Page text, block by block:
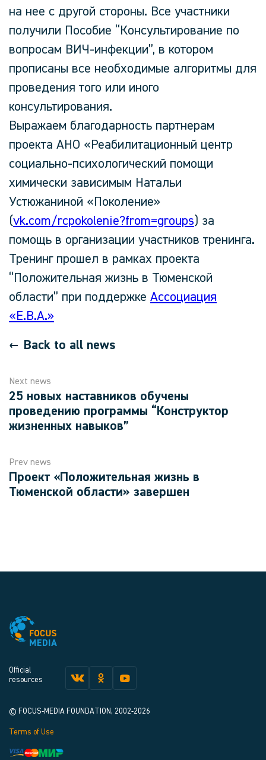
на нее с другой стороны. Все участники
получили Пособие “Консультирование по
вопросам ВИЧ-инфекции”, в котором
прописаны все необходимые алгоритмы для
проведения того или иного
консультирования.
Выражаем благодарность партнерам
проекта АНО «Реабилитационный центр
социально-психологический помощи
химически зависимым Натальи
Устюжаниной «Поколение»
(vk.com/rcpokolenie?from=groups) за
помощь в организации участников тренинга.
Тренинг прошел в рамках проекта
“Положительная жизнь в Тюменской
области” при поддержке Ассоциация
«Е.В.А.»
Back to all news
Next news
25 новых наставников обучены
проведению программы “Конструктор
жизненных навыков”
Prev news
Проект «Положительная жизнь в
Тюменской области» завершен
Official
resources
© FOCUS-MEDIA FOUNDATION, 2002-2026
Terms of Use